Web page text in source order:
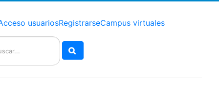
usuariosRegistrarseCampus virtuales